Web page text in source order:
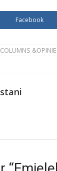
Facebook
COLUMNS &OPINIE